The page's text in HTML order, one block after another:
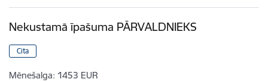
Nekustamā īpašuma PĀRVALDNIEKS
Cita
Mēnešalga: 1453 EUR